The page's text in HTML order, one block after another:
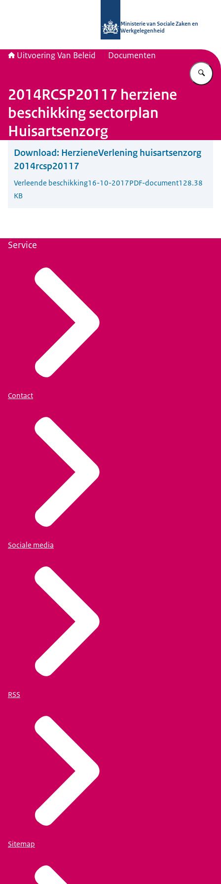
Ministerie van Sociale Zaken en
Werkgelegenheid
Uitvoering Van Beleid Documenten
2014RCSP20117 herziene
beschikking sectorplan
Huisartsenzorg
Download: HerzieneVerlening huisartsenzorg
2014rcsp20117
Verleende beschikking16-10-2017PDF-document128.38
KB
Service
Contact
Sociale media
RSS
Sitemap